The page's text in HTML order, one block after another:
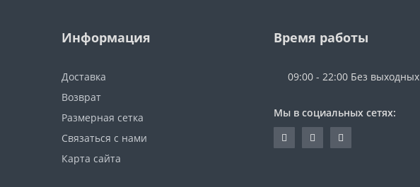
Информация
Доставка
Возврат
Размерная сетка
Связаться с нами
Карта сайта
Время работы
09:00 - 22:00 Без выходных
Мы в социальных сетях: